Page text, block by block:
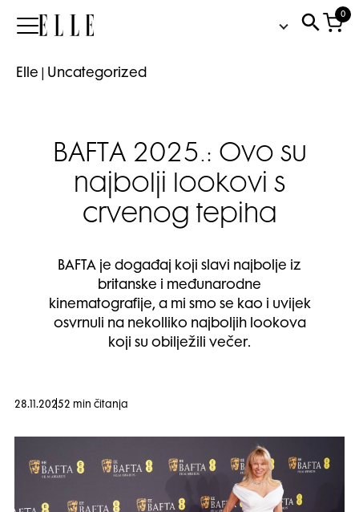
Elle
0
Elle Uncategorized
BAFTA 2025.: Ovo su
najbolji lookovi s
crvenog tepiha
BAFTA je događaj koji slavi najbolje iz
britanske i međunarodne
kinematografije, a mi smo se kao i uvijek
osvrnuli na nekolliko najboljih lookova
koji su obilježili večer.
28.11.20252 min čitanja